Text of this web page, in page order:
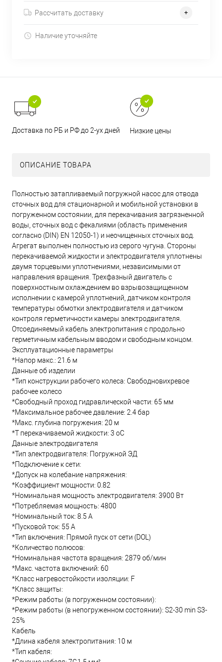
Рассчитать доставку
Наличие уточняйте
Доставка по РБ и РФ до 2-ух дней Низкие цены
ОПИСАНИЕ ТОВАРА
Полностью затапливаемый погружной насос для отвода
сточных вод для стационарной и мобильной установки в
погруженном состоянии, для перекачивания загрязненной
воды, сточных вод с фекалиями (область применения
согласно (DIN) EN 12050-1) и неочищенных сточных вод.
Агрегат выполнен полностью из серого чугуна. Стороны
перекачиваемой жидкости и электродвигателя уплотнены
двумя торцевыми уплотнениями, независимыми от
направления вращения. Трехфазный двигатель с
поверхностным охлаждением во взрывозащищенном
исполнении с камерой уплотнений, датчиком контроля
температуры обмотки электродвигателя и датчиком
контроля герметичности камеры электродвигателя.
Отсоединяемый кабель электропитания с продольно
герметичным кабельным вводом и свободным концом.
Эксплуатационные параметры
*Напор макс.: 21.6 м
Данные об изделии
*Тип конструкции рабочего колеса: Свободновихревое
рабочее колесо
*Свободный проход гидравлической части: 65 мм
*Максимальное рабочее давление: 2.4 бар
*Макс. глубина погружения: 20 м
*T перекачиваемой жидкости: 3 oC
Данные электродвигателя
*Тип электродвигателя: Погружной ЭД
*Подключение к сети:
*Допуск на колебание напряжения:
*Коэффициент мощности: 0.82
*Номинальная мощность электродвигателя: 3900 Вт
*Потребляемая мощность: 4800
*Номинальный ток: 8.5 А
*Пусковой ток: 55 А
*Тип включения: Прямой пуск от сети (DOL)
*Количество полюсов:
*Номинальная частота вращения: 2879 об/мин
*Макс. частота включений: 60
*Класс нагревостойкости изоляции: F
*Класс защиты:
*Режим работы (в погруженном состоянии):
*Режим работы (в непогруженном состоянии): S2-30 min S3-
25%
Кабель
*Длина кабеля электропитания: 10 м
*Тип кабеля: